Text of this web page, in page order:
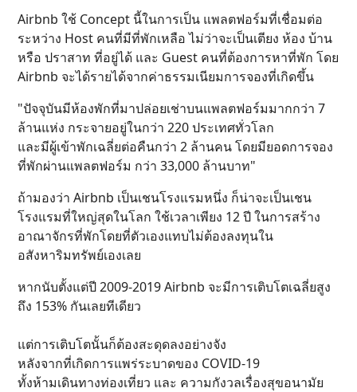
Airbnb ใช้ Concept นี้ในการเป็น แพลตฟอร์มที่เชื่อมต่อ
ระหว่าง Host คนที่มีที่พักเหลือ ไม่ว่าจะเป็นเตียง ห้อง บ้าน
หรือ ปราสาท ที่อยู่ได้ และ Guest คนที่ต้องการหาที่พัก โดย
Airbnb จะได้รายได้จากค่าธรรมเนียมการจองที่เกิดขึ้น
"ปัจจุบันมีห้องพักที่มาปล่อยเช่าบนแพลตฟอร์มมากกว่า 7
ล้านแห่ง กระจายอยู่ในกว่า 220 ประเทศทั่วโลก
และมีผู้เข้าพักเฉลี่ยต่อคืนกว่า 2 ล้านคน โดยมียอดการจอง
ที่พักผ่านแพลตฟอร์ม กว่า 33,000 ล้านบาท"
ถ้ามองว่า Airbnb เป็นเชนโรงแรมหนึ่ง ก็น่าจะเป็นเชน
โรงแรมที่ใหญ่สุดในโลก ใช้เวลาเพียง 12 ปี ในการสร้าง
อาณาจักรที่พักโดยที่ตัวเองแทบไม่ต้องลงทุนใน
อสังหาริมทรัพย์เองเลย
หากนับตั้งแต่ปี 2009-2019 Airbnb จะมีการเติบโตเฉลี่ยสูง
ถึง 153% กันเลยทีเดียว
แต่การเติบโตนั้นก็ต้องสะดุดลงอย่างจัง
หลังจากที่เกิดการแพร่ระบาดของ COVID-19
ทั้งห้ามเดินทางท่องเที่ยว และ ความกังวลเรื่องสุขอนามัย